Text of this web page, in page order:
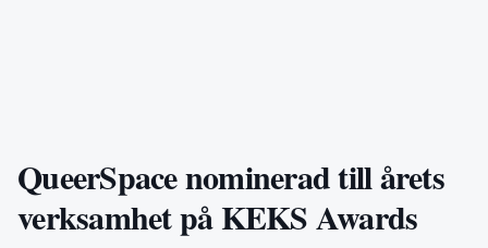
QueerSpace nominerad till årets
verksamhet på KEKS Awards